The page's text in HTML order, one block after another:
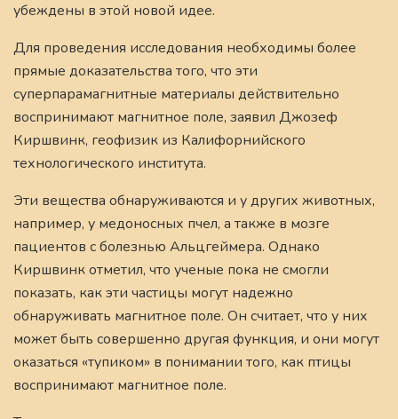
убеждены в этой новой идее.
Для проведения исследования необходимы более
прямые доказательства того, что эти
суперпарамагнитные материалы действительно
воспринимают магнитное поле, заявил Джозеф
Киршвинк, геофизик из Калифорнийского
технологического института.
Эти вещества обнаруживаются и у других животных,
например, у медоносных пчел, а также в мозге
пациентов с болезнью Альцгеймера. Однако
Киршвинк отметил, что ученые пока не смогли
показать, как эти частицы могут надежно
обнаруживать магнитное поле. Он считает, что у них
может быть совершенно другая функция, и они могут
оказаться «тупиком» в понимании того, как птицы
воспринимают магнитное поле.